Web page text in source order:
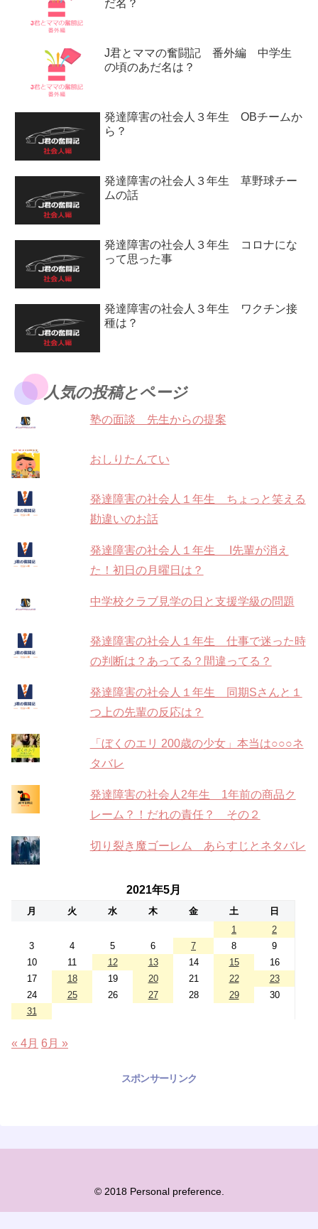
だ名？
J君とママの奮闘記 番外編 中学生
の頃のあだ名は？
発達障害の社会人３年生 OBチームか
ら？
発達障害の社会人３年生 草野球チー
ムの話
発達障害の社会人３年生 コロナにな
って思った事
発達障害の社会人３年生 ワクチン接
種は？
人気の投稿とページ
塾の面談 先生からの提案
おしりたんてい
発達障害の社会人１年生 ちょっと笑える
勘違いのお話
発達障害の社会人１年生 I先輩が消え
た！初日の月曜日は？
中学校クラブ見学の日と支援学級の問題
発達障害の社会人１年生 仕事で迷った時
の判断は？あってる？間違ってる？
発達障害の社会人１年生 同期Sさんと１
つ上の先輩の反応は？
「ぼくのエリ 200歳の少女」本当は○○○ネ
タバレ
発達障害の社会人2年生 1年前の商品ク
レーム？！だれの責任？ その２
切り裂き魔ゴーレム あらすじとネタバレ
2021年5月
月 火 水 木 金 土
日
1
2
3
4 5 6 7 8
9
10
11 12 13 14 15
16
17
18 19 20 21 22
23
24
25 26 27 28 29
30
31
« 4月 6月 »
スポンサーリンク
© 2018 Personal preference.